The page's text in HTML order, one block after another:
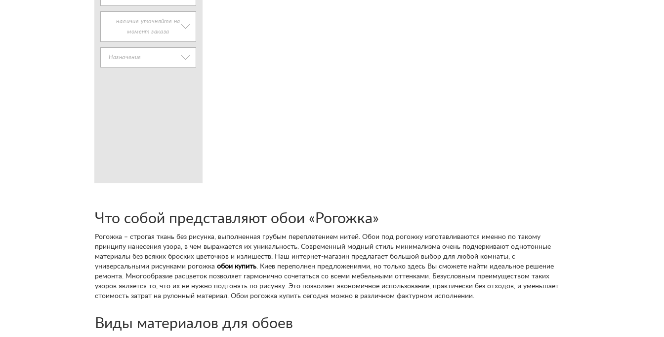
наличие уточняйте на
момент заказа
Назначение
Что собой представляют обои «Рогожка»
Рогожка – строгая ткань без рисунка, выполненная грубым переплетением нитей. Обои под рогожку изготавливаются именно по такому
принципу нанесения узора, в чем выражается их уникальность. Современный модный стиль минимализма очень подчеркивают однотонные
материалы без всяких броских цветочков и излишеств. Наш интернет-магазин предлагает большой выбор для любой комнаты, с
универсальными рисунками рогожка обои купить. Киев переполнен предложениями, но только здесь Вы сможете найти идеальное решение
ремонта. Многообразие расцветок позволяет гармонично сочетаться со всеми мебельными оттенками. Безусловным преимуществом таких
узоров является то, что их не нужно подгонять по рисунку. Это позволяет экономичное использование, практически без отходов, и уменьшает
стоимость затрат на рулонный материал. Обои рогожка купить сегодня можно в различном фактурном исполнении.
Виды материалов для обоев